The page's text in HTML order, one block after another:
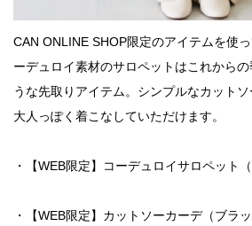
CAN ONLINE SHOP限定のアイテムを使
ーデュロイ素材のサロペットはこれから
うな先取りアイテム。シンプルなカット
大人っぽく着こなしていただけます。
・【WEB限定】コーデュロイサロペット（
・【WEB限定】カットソーカーデ（ブラッ